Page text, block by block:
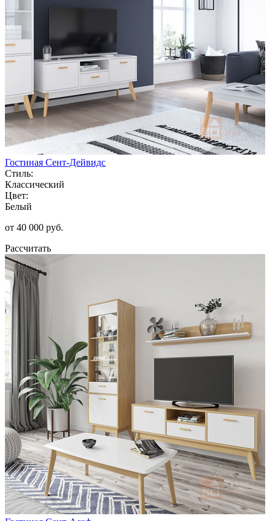
Гостиная Сент-Дейвидс
Стиль:
Классический
Цвет:
Белый
от 40 000 руб.
Рассчитать